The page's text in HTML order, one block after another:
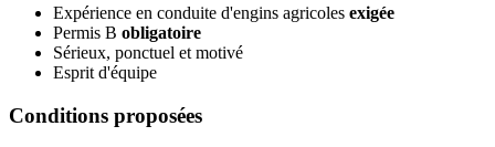
Expérience en conduite d'engins agricoles exigée
Permis B obligatoire
Sérieux, ponctuel et motivé
Esprit d'équipe
Conditions proposées